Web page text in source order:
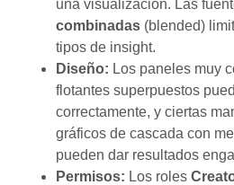
una visualización. Las
combinadas (blended)
tipos de insight.
Diseño: Los paneles muy
flotantes superpuestos
correctamente, y ciertas
gráficos de cascada con
pueden dar resultados
Permisos: Los roles